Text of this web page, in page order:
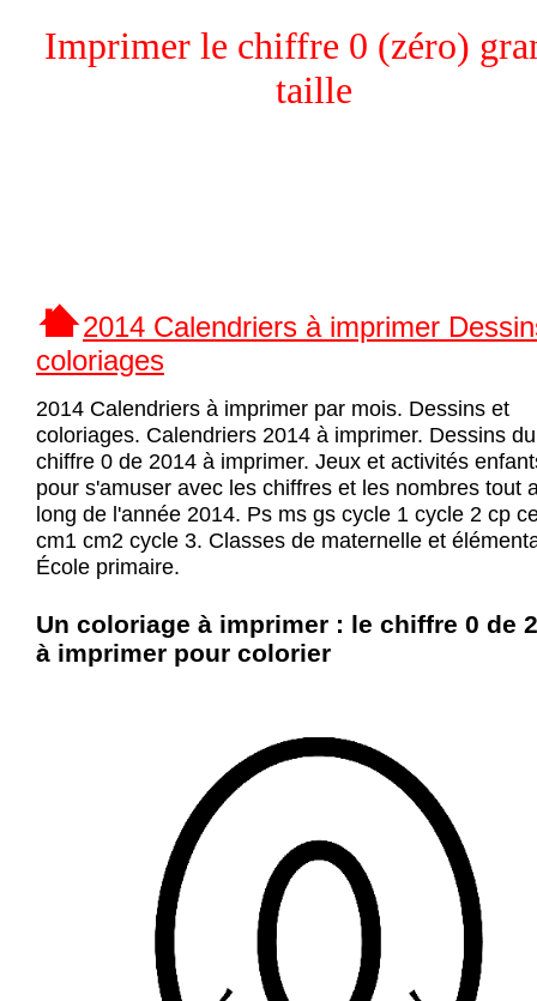
Imprimer le chiffre 0 (zéro)
taille
2014 Calendriers à imprimer
coloriages
2014 Calendriers à imprimer par mois. Dessins et
coloriages. Calendriers 2014 à imprimer. Dessins du
chiffre 0 de 2014 à imprimer. Jeux et activités
pour s'amuser avec les chiffres et les nombres tout
long de l'année 2014. Ps ms gs cycle 1 cycle 2 cp
cm1 cm2 cycle 3. Classes de maternelle et
École primaire.
Un coloriage à imprimer : le chiffre 0 de
à imprimer pour colorier